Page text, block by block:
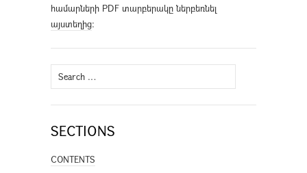
համարների PDF տարբերակը ներբեռնել
այստեղից։
Search
for:
SECTIONS
CONTENTS